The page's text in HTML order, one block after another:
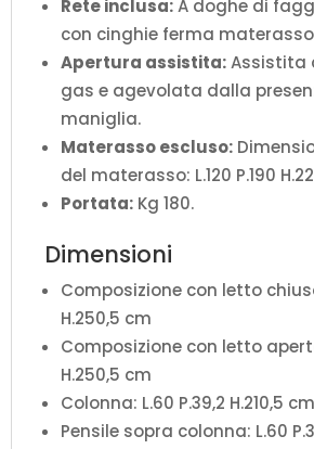
Rete inclusa:A doghe di
con cinghie ferma
Apertura assistita:Assistita
gas e agevolata dalla
maniglia.
Materasso escluso:
del materasso: L.120 P.190
Portata: Kg 180.
Dimensioni
Composizione con letto
H.250,5 cm
Composizione con letto
H.250,5 cm
Colonna: L.60 P.39,2 H.210,5 cm
Pensile sopra colonna: L.60